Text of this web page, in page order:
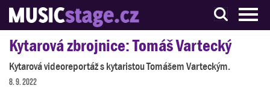
S muzikanty pro muzikanty
Kytarová zbrojnice: Tomáš Vartecký
Kytarová videoreportáž s kytaristou Tomášem Varteckým.
8. 9. 2022